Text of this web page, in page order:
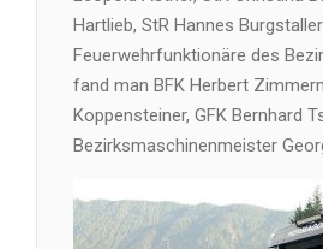
Hartlieb, StR Hannes
Feuerwehrfunktionäre des
fand man BFK Herbert
Koppensteiner, GFK Bernhard
Bezirksmaschinenmeister